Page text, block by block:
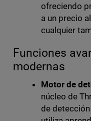
ofreciendo
a un precio
cualquier
Funciones
modernas
Motor de
núcleo de
de